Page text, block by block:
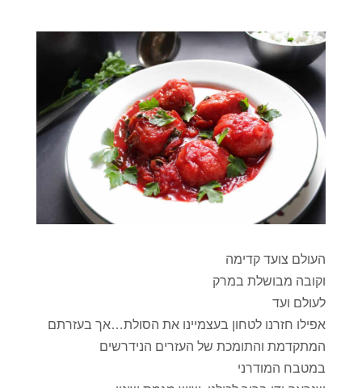
העולם צועד קדימה
וקובה מבושלת במרק
לעולם ועד
אפילו חזרנו לטחון בעצמיינו את הסולת…אך בעזרתם
המתקדמת והתומכת של העזרים הנידרשים
במטבח המודרני